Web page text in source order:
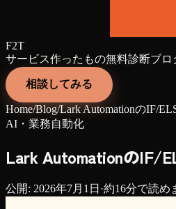
F2T
サービス作ったもの無料診断ブロ
相談してみる
Home/Blog/Lark AutomationのIF/
AI・業務自動化
Lark AutomationのIF/
公開: 2026年7月1日 ·約16分で読め